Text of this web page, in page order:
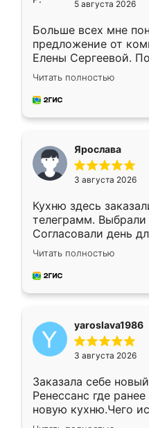
5 августа 2026
Больше всех мне
предложение от
Елены Сергеевой.
короткие сроки
для замера
предложил по моему
Читать полностью
Ярослава
3 августа 2026
Кухню здесь
телеграмм.
Согласовали день
недели кухня была
довольны работой.
мебель за
Читать полностью
yaroslava1986
3 августа 2026
Заказала себе
Ренессанс где
новую кухню.Чего
вполне довольна.